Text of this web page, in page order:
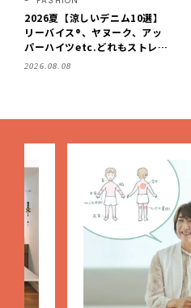
2026夏【涼しいデニム10選】
リーバイス®、ヤヌーク、アッ
パーハイツetc.どれもストレス
フリーなはき心地！
2026.08.08